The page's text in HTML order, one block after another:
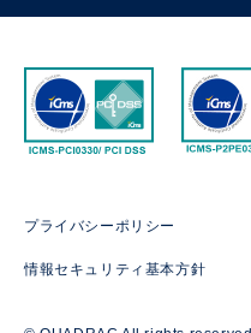
プライバシーポリシー
情報セキュリティ基本方針